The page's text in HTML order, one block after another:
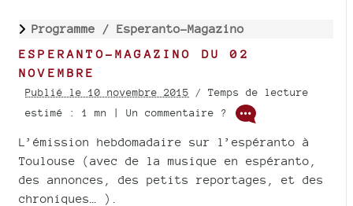
Programme / Esperanto-Magazino
ESPERANTO-MAGAZINO DU 02
NOVEMBRE
Publié le 10 novembre 2015 / Temps de lecture
estimé : 1 mn | Un commentaire ?
L’émission hebdomadaire sur l’espéranto à
Toulouse (avec de la musique en espéranto,
des annonces, des petits reportages, et des
chroniques… ).